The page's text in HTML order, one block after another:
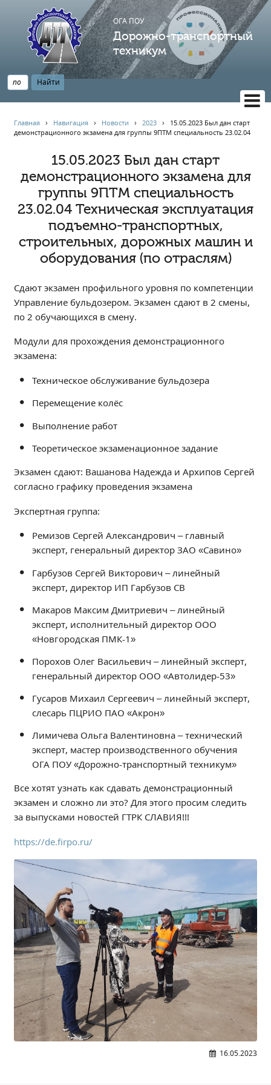
ОГА ПОУ
Дорожно-транспортный
техникум
НАВИГАЦИЯ
Главная
Профессионалитет
АБИТУРИЕНТУ
Опрос по качеству образования
Новости
Наблюдательный совет
Информация
Профориентация
Обращения онлайн
Региональный центр по профилактике ДДТТ
Центр карьеры
Противодействие коррупции
Всероссийское чемпионатное движение
СВЕДЕНИЯ ОБ ОБРАЗОВАТЕЛЬНОЙ ОРГАНИЗАЦИИ
Основные сведения
Структура и органы управления образовательной
организацией
Документы
Образование
Образовательные стандарты и требования
Руководство
Педагогический состав
Материально-техническое обеспечение и
оснащенность образовательного процесса.
Стипендии и меры поддержки обучающихся
Платные образовательные услуги
Финансово-хозяйственная деятельность
Вакантные места для приёма (перевода)
Международное сотрудничество
Организация питания в образовательной
организации
УЧЕБНАЯ РАБОТА
Расписание занятий
Заочное отделение
ВОСПИТАТЕЛЬНАЯ РАБОТА
Безопасность на железной дороге
ГТО
Дополнительное образование
Информационная безопасность
Информация для детей-сирот
Памятные даты военной истории
Пожарная безопасность
Программа воспитания
Главная › Навигация › Новости ›2023 › 15.05.2023 Был дан старт
демонстрационного экзамена для группы 9ПТМ специальность 23.02.04
15.05.2023 Был дан старт
демонстрационного экзамена для
группы 9ПТМ специальность
23.02.04 Техническая эксплуатация
подъемно-транспортных,
строительных, дорожных машин и
оборудования (по отраслям)
Сдают экзамен профильного уровня по компетенции
Управление бульдозером. Экзамен сдают в 2 смены,
по 2 обучающихся в смену.
Модули для прохождения демонстрационного
экзамена:
Техническое обслуживание бульдозера
Перемещение колёс
Выполнение работ
Теоретическое экзаменационное задание
Экзамен сдают: Вашанова Надежда и Архипов Сергей
согласно графику проведения экзамена
Экспертная группа:
Ремизов Сергей Александрович – главный
эксперт, генеральный директор ЗАО «Савино»
Гарбузов Сергей Викторович – линейный
эксперт, директор ИП Гарбузов СВ
Макаров Максим Дмитриевич – линейный
эксперт, исполнительный директор ООО
«Новгородская ПМК-1»
Порохов Олег Васильевич – линейный эксперт,
генеральный директор ООО «Автолидер-53»
Гусаров Михаил Сергеевич – линейный эксперт,
слесарь ПЦРИО ПАО «Акрон»
Лимичева Ольга Валентиновна – технический
эксперт, мастер производственного обучения
ОГА ПОУ «Дорожно-транспортный техникум»
Все хотят узнать как сдавать демонстрационный
экзамен и сложно ли это? Для этого просим следить
за выпусками новостей ГТРК СЛАВИЯ!!!
https://de.firpo.ru/
16.05.2023